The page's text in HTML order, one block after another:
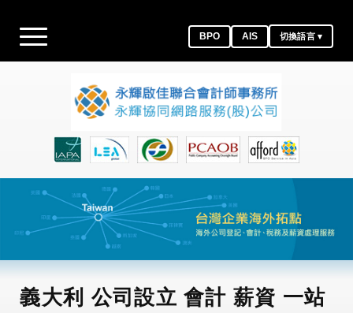
BPO AIS 切換語言 ▾
義大利 公司設立 會計 薪資 一站